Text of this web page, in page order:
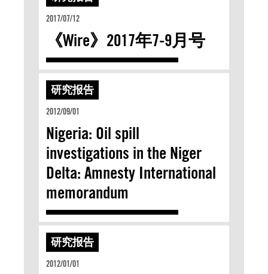
2017/07/12
《Wire》2017年7-9月号
研究报告
2012/09/01
Nigeria: Oil spill
investigations in the Niger
Delta: Amnesty International
memorandum
研究报告
2012/01/01